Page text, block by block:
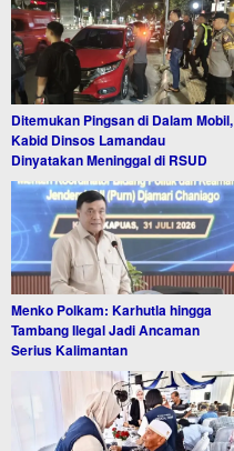
Ditemukan Pingsan di Dalam Mobil,
Kabid Dinsos Lamandau
Dinyatakan Meninggal di RSUD
Menko Polkam: Karhutla hingga
Tambang Ilegal Jadi Ancaman
Serius Kalimantan